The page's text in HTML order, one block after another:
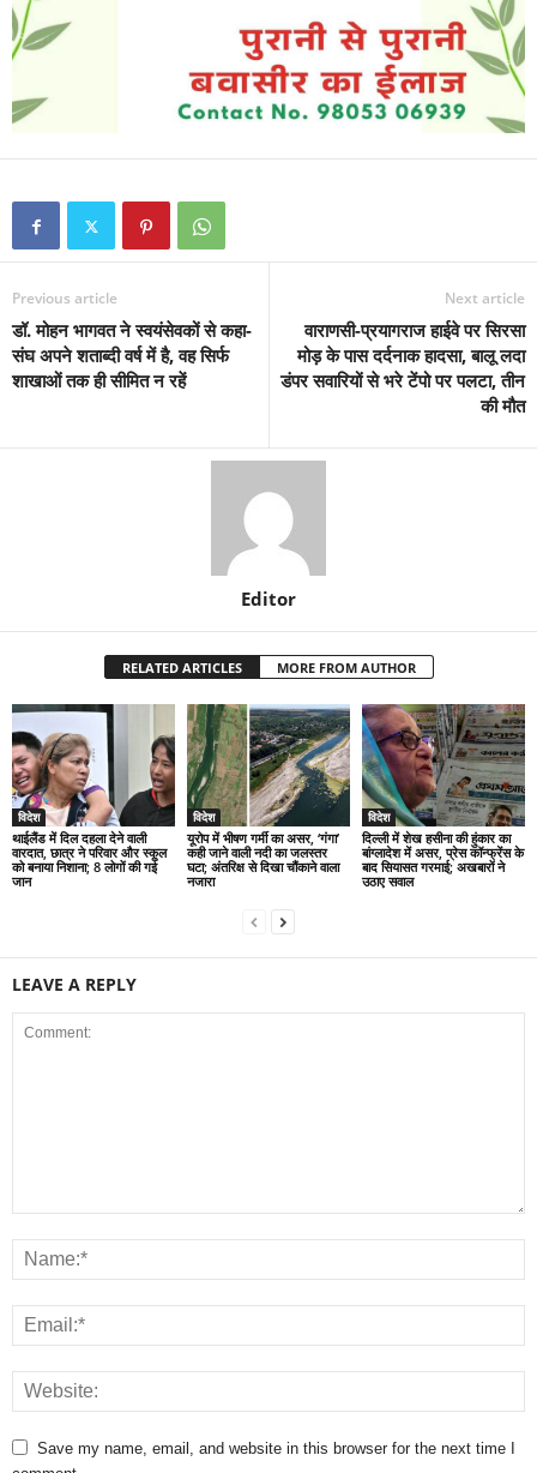
Previous article
डॉ. मोहन भागवत ने स्वयंसेवकों से कहा-
संघ अपने शताब्दी वर्ष में है, वह सिर्फ
शाखाओं तक ही सीमित न रहें
Next article
वाराणसी-प्रयागराज हाईवे पर सिरसा
मोड़ के पास दर्दनाक हादसा, बालू लदा
डंपर सवारियों से भरे टेंपो पर पलटा, तीन
की मौत
Editor
RELATED ARTICLES MORE FROM AUTHOR
विदेश
थाईलैंड में दिल दहला देने वाली
वारदात, छात्र ने परिवार और स्कूल
को बनाया निशाना; 8 लोगों की गई
जान
विदेश
यूरोप में भीषण गर्मी का असर, ‘गंगा’
कही जाने वाली नदी का जलस्तर
घटा; अंतरिक्ष से दिखा चौंकाने वाला
नजारा
विदेश
दिल्ली में शेख हसीना की हुंकार का
बांग्लादेश में असर, प्रेस कॉन्फ्रेंस के
बाद सियासत गरमाई; अखबारों ने
उठाए सवाल
LEAVE A REPLY
Save my name, email, and website in this browser for the next time I